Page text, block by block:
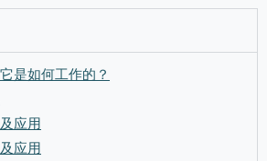
是如何工作的？
应用
应用